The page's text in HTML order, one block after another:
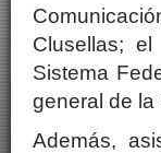
Clusellas;
Sistema
general de la
Además,